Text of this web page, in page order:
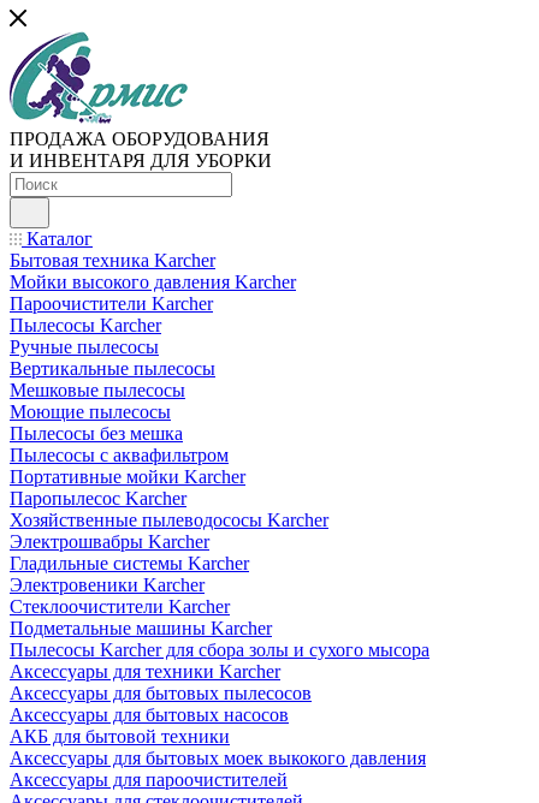
ПРОДАЖА ОБОРУДОВАНИЯ
И ИНВЕНТАРЯ ДЛЯ УБОРКИ
Каталог
Бытовая техника Karcher
Мойки высокого давления Karcher
Пароочистители Karcher
Пылесосы Karcher
Ручные пылесосы
Вертикальные пылесосы
Мешковые пылесосы
Моющие пылесосы
Пылесосы без мешка
Пылесосы с аквафильтром
Портативные мойки Karcher
Паропылесос Karcher
Хозяйственные пылеводососы Karcher
Электрошвабры Karcher
Гладильные системы Karcher
Электровеники Karcher
Стеклоочистители Karcher
Подметальные машины Karcher
Пылесосы Karcher для сбора золы и сухого мысора
Аксессуары для техники Karcher
Аксессуары для бытовых пылесосов
Аксессуары для бытовых насосов
АКБ для бытовой техники
Аксессуары для бытовых моек выкокого давления
Аксессуары для пароочистителей